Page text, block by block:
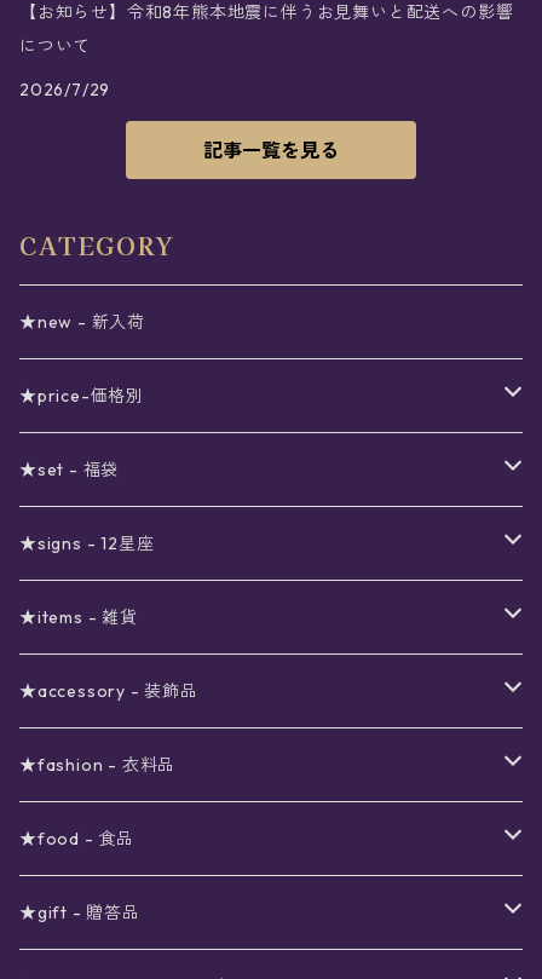
【お知らせ】令和8年熊本地震に伴うお見舞いと配送への影響
について
2026/7/29
記事一覧を見る
CATEGORY
★new - 新入荷
★price-価格別
セール
真夜中のSALE
予約限定SALE
〜1000円
〜2000円
〜3000円
〜4000円
〜5000円
〜6000円
★set - 福袋
12星座福袋
星の市福袋
★signs - 12星座
12星座ギフトセット
★items - 雑貨
ステーショナリー
ギフトボックス
ノート
メイクアップ
ネイルカラー
アロマスプレー
ポーチ
夜空の星月
扇子(うちわ)
★accessory - 装飾品
ピアス
星
月
イヤリング
星
ネックレス
★fashion - 衣料品
ワンピース
スター
トップス
★food - 食品
珈琲
★gift - 贈答品